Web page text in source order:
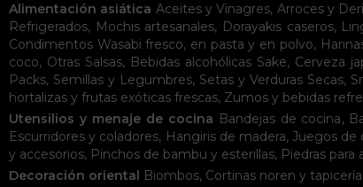
Alimentación asiática Aceites y Vinagres, Arroces y
Refrigerados, Mochis artesanales, Dorayakis caseros,
Condimentos Wasabi fresco, en pasta y en polvo,
coco, Otras Salsas, Bebidas alcohólicas Sake, Cerveza
Packs, Semillas y Legumbres, Setas y Verduras Secas,
hortalizas y frutas exóticas frescas, Zumos y bebidas
Utensilios y menaje de cocina Bandejas de cocina,
Escurridores y coladores, Hangiris de madera, Juegos de
y accesorios, Pinchos de bambu y esterillas, Piedras para
Decoración oriental Biombos, Cortinas noren y